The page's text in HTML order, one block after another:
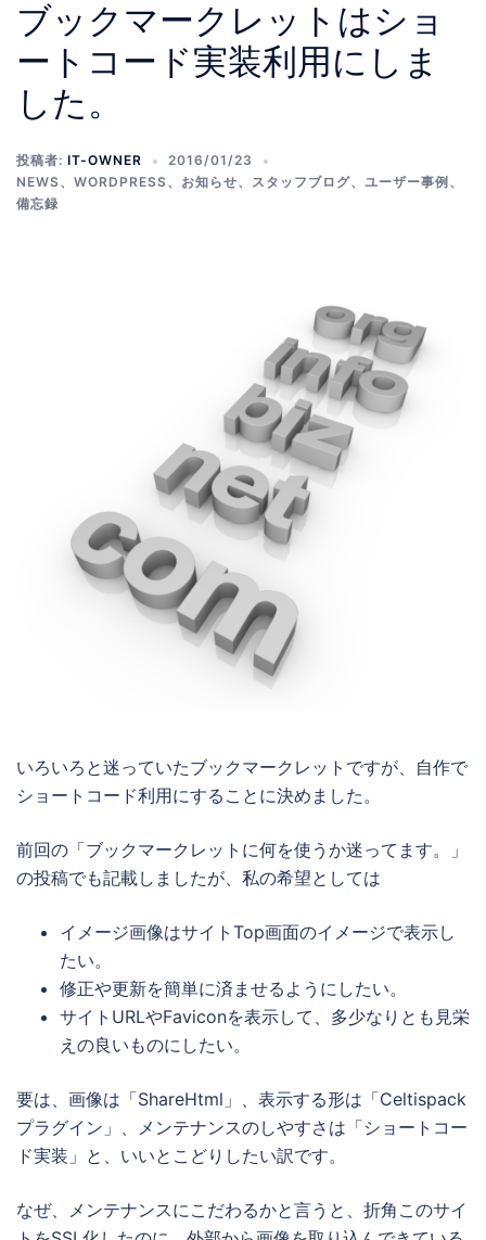
ブックマークレットはショ
ートコード実装利用にしま
した。
投稿者: IT-OWNER
2016/01/23
NEWS、 WORDPRESS、 お知らせ、 スタッフブログ、 ユーザー事例 、
備忘録
いろいろと迷っていたブックマークレットですが、自作で
ショートコード利用にすることに決めました。
前回の「ブックマークレットに何を使うか迷ってます。」
の投稿でも記載しましたが、私の希望としては
イメージ画像はサイトTop画面のイメージで表示し
たい。
修正や更新を簡単に済ませるようにしたい。
サイトURLやFaviconを表示して、多少なりとも見栄
えの良いものにしたい。
要は、画像は「ShareHtml」、表示する形は「Celtispack
プラグイン」、メンテナンスのしやすさは「ショートコー
ド実装」と、いいとこどりしたい訳です。
なぜ、メンテナンスにこだわるかと言うと、折角このサイ